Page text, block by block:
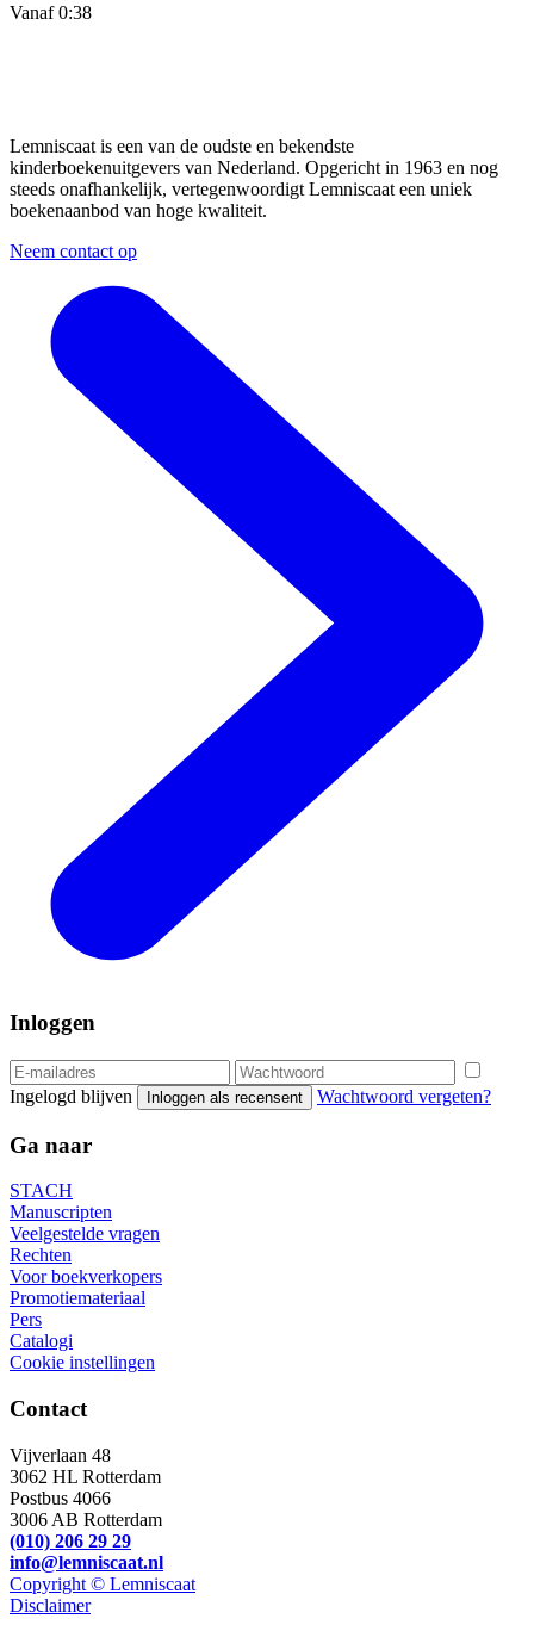
Vanaf 0:38
Lemniscaat is een van de oudste en bekendste
kinderboekenuitgevers van Nederland. Opgericht in 1963 en nog
steeds onafhankelijk, vertegenwoordigt Lemniscaat een uniek
boekenaanbod van hoge kwaliteit.
Neem contact op
Inloggen
Ingelogd blijven Inloggen als recensent Wachtwoord vergeten?
Ga naar
STACH
Manuscripten
Veelgestelde vragen
Rechten
Voor boekverkopers
Promotiemateriaal
Pers
Catalogi
Cookie instellingen
Contact
Vijverlaan 48
3062 HL Rotterdam
Postbus 4066
3006 AB Rotterdam
(010) 206 29 29
info@lemniscaat.nl
Copyright © Lemniscaat
Disclaimer